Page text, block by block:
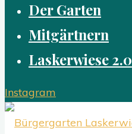
Der Garten
Mitgärtnern
Laskerwiese 2.0
Instagram